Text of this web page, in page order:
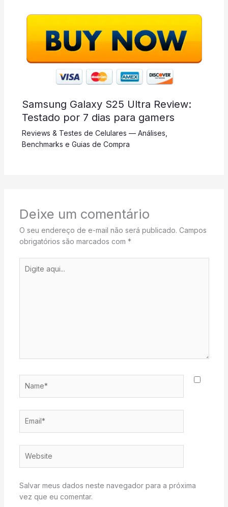
Samsung Galaxy S25 Ultra Review:
Testado por 7 dias para gamers
Reviews & Testes de Celulares — Análises,
Benchmarks e Guias de Compra
Deixe um comentário
O seu endereço de e-mail não será publicado. Campos
obrigatórios são marcados com *
aqui...
Salvar meus dados neste navegador para a próxima
vez que eu comentar.